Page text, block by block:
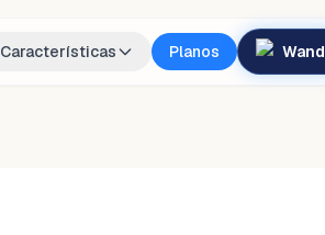
Características Planos